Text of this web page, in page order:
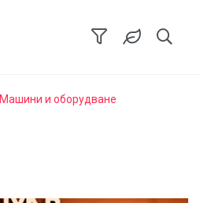
Машини и оборудване